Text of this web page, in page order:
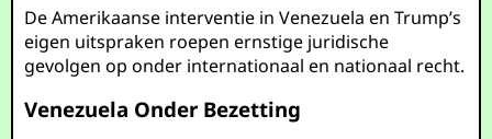
De Amerikaanse interventie in Venezuela en Trump’s
eigen uitspraken roepen ernstige juridische
gevolgen op onder internationaal en nationaal recht.
Venezuela Onder Bezetting